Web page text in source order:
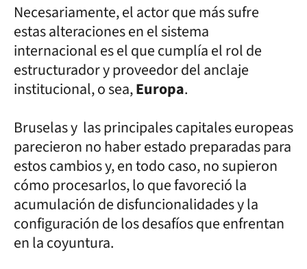
Necesariamente, el actor que más sufre
estas alteraciones en el sistema
internacional es el que cumplía el rol de
estructurador y proveedor del anclaje
institucional, o sea,Europa.
Bruselas y las principales capitales europeas
parecieron no haber estado preparadas para
estos cambios y, en todo caso, no supieron
cómo procesarlos, lo que favoreció la
acumulación de disfuncionalidades y la
configuración de los desafíos que enfrentan
en la coyuntura.